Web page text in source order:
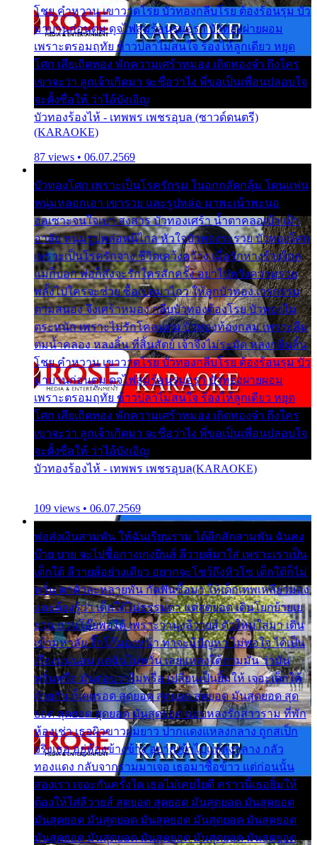
โชย คำหวาน เขาวาดโรย บัวทองกลีบโรย ต้องร้อนรุม บัว
มาบานก่อนตูม ดุจไฟสุมร้อนรุมอุรา บัวทองผ่ายผอม
เพราะตรอมฤทัย ข้าวปลาไม่สนใจ ร้องไห้ลูกเดียว หยุด
โศก เสียเถิดทอง พักความเศร้าหมอง เถิดทองจ๋า ถึงใคร
เขาจะว่า ลูกเจ้าเกิดมา จะชื่อว่าไง พี่ขอเป็นเพื่อนปลอบใจ
จะตั้งชื่อให้ ว่าไอ้บังเอิญ
บัวทองร้องไห้ - เทพพร เพชรอุบล (ซาวด์ดนตรี)
(KARAOKE)
87 views • 06.07.2569
บัวทองโศก เพราะเป็นโรครักรุม ในอกกลัดกลุ้ม โดนแฟน
หนุ่มหลอกเอา เขารวย และรูปหล่อ มาพะเน้าพะนอ
ออเซาะจนใจเบา สงสาร บัวทองเศร้า น้ำตาคลอเบ้า เฝ้า
อาลัย หนุ่มรูปหล่อหนีไกล หัวใจบัวทองระรวย บัวทองโศก
เพราะเป็นโรครักจาง ชีวิตเคว้งคว้าง เมื่อรักห่างร้างไกล
แม่ก็บอก พ่อก็สั่งจะรักใครสักครั้ง อย่าไปหวังความรวย
พลั้งไปใครจะช่วย ซื้อเปลมาไกว ให้ลูกบัวทอง เวรกรรม
ตามสนอง จึงเศร้าหมอง กลีบบัวทองต้องโรย บัวทองไม่
ตระหนัก เพราะไม่รักโคลนตม บัวทองท้องกลม เพราะลืม
ตมน้ำคลอง หลงลิ้น ที่สิ้นสัตย์ เจ้าจึงไม่ระมัด หลงกลิ่นลิ้น
โชย คำหวาน เขาวาดโรย บัวทองกลีบโรย ต้องร้อนรุม บัว
มาบานก่อนตูม ดุจไฟสุมร้อนรุมอุรา บัวทองผ่ายผอม
เพราะตรอมฤทัย ข้าวปลาไม่สนใจ ร้องไห้ลูกเดียว หยุด
โศก เสียเถิดทอง พักความเศร้าหมอง เถิดทองจ๋า ถึงใคร
เขาจะว่า ลูกเจ้าเกิดมา จะชื่อว่าไง พี่ขอเป็นเพื่อนปลอบใจ
จะตั้งชื่อให้ ว่าไอ้บังเอิญ
บัวทองร้องไห้ - เทพพร เพชรอุบล(KARAOKE)
109 views • 06.07.2569
พ่อส่งเงินสามพัน ให้ฉันเรียนราม ได้อีกสักสามพัน ฉันคง
บ๊าย บาย จะไปซื้อกางเกงยีนส์ ลีวายส์มาใส่ เพราะเราเป็น
เด็กใต้ ลีวายส์อย่างเดียว อยากจะโชว์ถึงหิวโซ เด็กใต้ก็ไม่
หวั่น ตกตัวละหลายพัน กัดฟันซื้อมา ให้เด็กเทพเหลียวมอง
และต้องรู้ว่า เด็กใต้ไม่ธรรมดา แต่สุดยอด เดินโยกย้ายเย
ยวน กวนโอ๊ยพอได้ เพราะว่านุ่งลีวายส์ ตัวใหม่ใส่มา เดิน
เข้ามหาลัย จิ๊กโก๊มองหน้า ท่าจะมีปัญหา ไม่พอใจ ได้เป็น
เรื่องแน่นอน แต่ฉันไม่หวั่น เลยแหลงใต้ถามมัน ว่ามัน
พรั่นพรือ มันตอบว่าไม่พรื่อ เปลี่ยนเป็นยิ้มให้ เจอะเด็กใต้
ด้วยกัน ก็เลยรอด สุดยอด สุดยอด สุดยอด มันสุดยอด สุด
ยอด สุดยอด สุดยอด มันสุดยอด แอบหลงรักสาวราม ที่พัก
ห้องเช่า เธอผิวขาวผมยาว ปากแดงแหลงกลาง ถูกสเป็ก
จริงเธอ อยู่ห้องข้างข้าง อยากเข้าไปแหลงกลาง กลัว
ทองแดง กลับจากรามมาเจอ เธอมาซื้อข้าว แต่ก่อนนั้น
สองเรา เจอะกันครั้งใด เธอไม่เคยไยดี คราวนี้เธอยิ้มให้
ต้องให้ใส่ลีวายส์ สุดยอด สุดยอด มันสุดยอด มันสุดยอด
มันสุดยอด มันสุดยอด มันสุดยอด มันสุดยอด มันสุดยอด
มันสุดยอด มันสุดยอด มันสุดยอด มันสุดยอด มันสุดยอด